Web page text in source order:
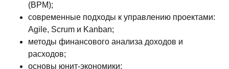
(BPM);
современные подходы к управлению проектами:
Agile, Scrum и Kanban;
методы финансового анализа доходов и
расходов;
основы юнит-экономики;